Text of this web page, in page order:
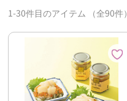
1-30件目のアイテム （全90件）